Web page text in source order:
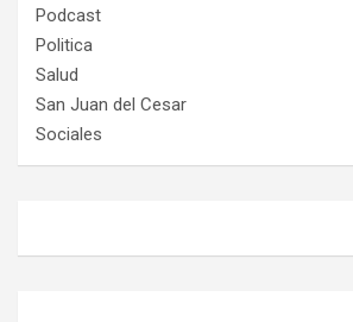
Podcast
Politica
Salud
San Juan del Cesar
Sociales